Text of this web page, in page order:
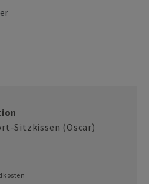
Sitzkissen (Oscar)